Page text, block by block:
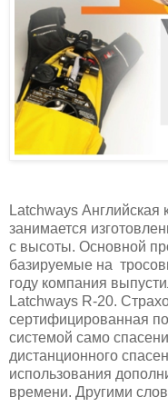
Latchways Английская
занимается
с высоты. Основной
базируемые на
году компания
Latchways R-20.
сертифицированная
системой само
дистанционного
использования
времени. Другими